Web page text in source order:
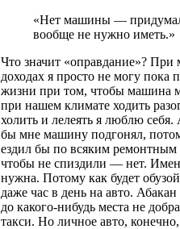
«Нет машины —
вообще не нужно иметь.»
Что значит «оправдание»?
доходах я просто не могу пока
жизни при том, чтобы машина
при нашем климате ходить
холить и лелеять я люблю себя.
бы мне машину подгонял,
ездил бы по всяким ремонтным
чтобы не спиздили — нет.
нужна. Потому как будет
даже час в день на авто.
до какого-нибудь места не
такси. Но личное авто,